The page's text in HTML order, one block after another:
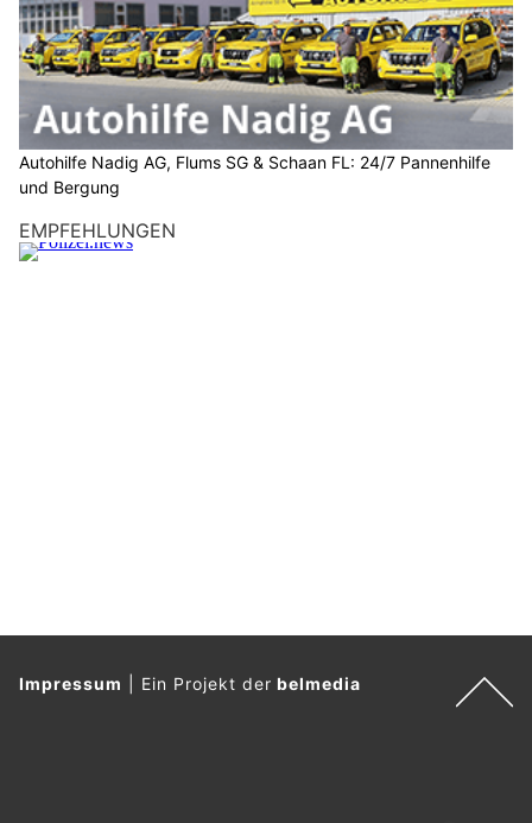
Autohilfe Nadig AG, Flums SG & Schaan FL: 24/7 Pannenhilfe
und Bergung
EMPFEHLUNGEN
Impressum Ein Projekt derbelmedia